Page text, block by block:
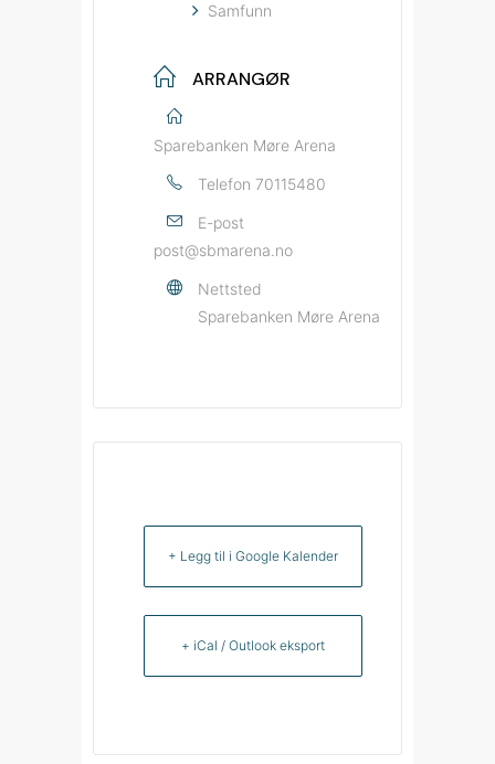
Samfunn
ARRANGØR
Sparebanken Møre Arena
Telefon 70115480
E-post
post@sbmarena.no
Nettsted
Sparebanken Møre Arena
+ Legg til i Google Kalender
+ iCal / Outlook eksport